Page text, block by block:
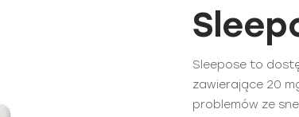
Sleepose to
zawierające 20
problemów ze